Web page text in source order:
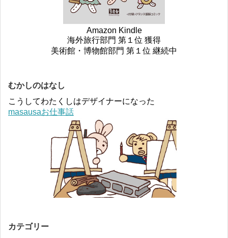
Amazon Kindle
海外旅行部門 第１位 獲得
美術館・博物館部門 第１位 継続中
むかしのはなし
こうしてわたくしはデザイナーになった
masausaお仕事話
カテゴリー